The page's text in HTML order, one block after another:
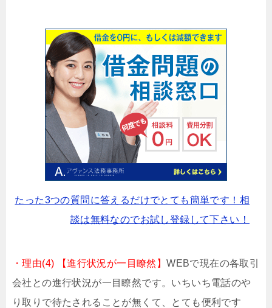
たった3つの質問に答えるだけでとても簡単です！相
談は無料なのでお試し登録して下さい！
・理由(4) 【進行状況が一目瞭然】WEBで現在の各取引
会社との進行状況が一目瞭然です。いちいち電話のや
り取りで待たされることが無くて、とても便利です